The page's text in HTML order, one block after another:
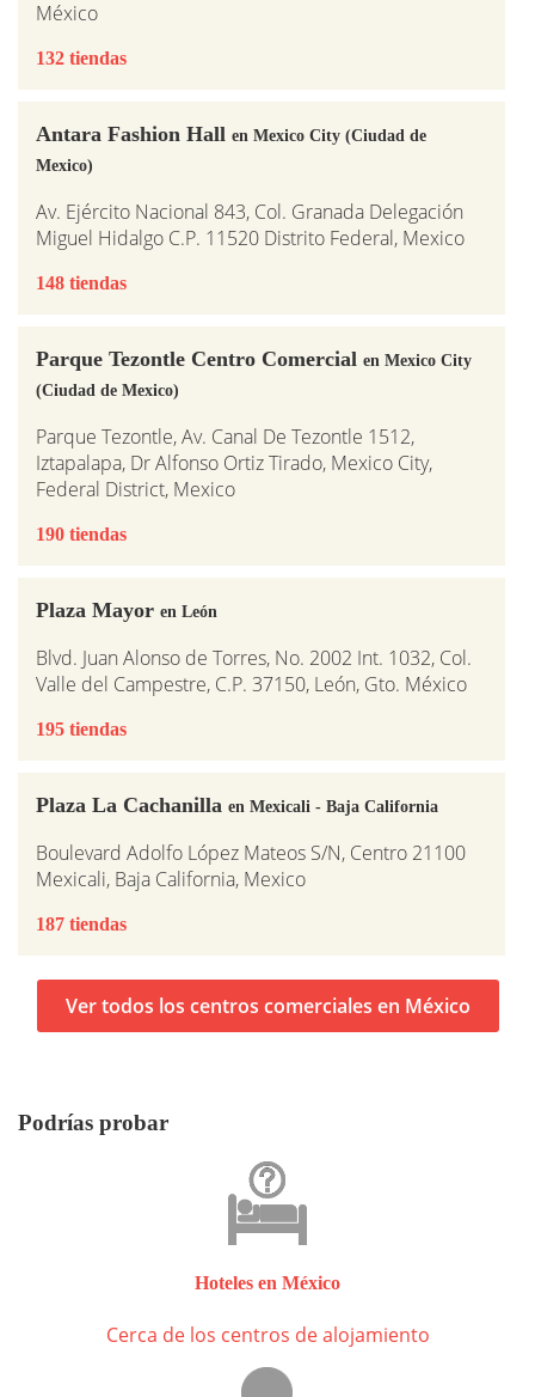
México
132 tiendas
Antara Fashion Hall en Mexico City (Ciudad de
Mexico)
Av. Ejército Nacional 843, Col. Granada Delegación
Miguel Hidalgo C.P. 11520 Distrito Federal, Mexico
148 tiendas
Parque Tezontle Centro Comercial en Mexico City
(Ciudad de Mexico)
Parque Tezontle, Av. Canal De Tezontle 1512,
Iztapalapa, Dr Alfonso Ortiz Tirado, Mexico City,
Federal District, Mexico
190 tiendas
Plaza Mayor en León
Blvd. Juan Alonso de Torres, No. 2002 Int. 1032, Col.
Valle del Campestre, C.P. 37150, León, Gto. México
195 tiendas
Plaza La Cachanilla en Mexicali - Baja California
Boulevard Adolfo López Mateos S/N, Centro 21100
Mexicali, Baja California, Mexico
187 tiendas
Ver todos los centros comerciales en México
Podrías probar
Hoteles en México
Cerca de los centros de alojamiento